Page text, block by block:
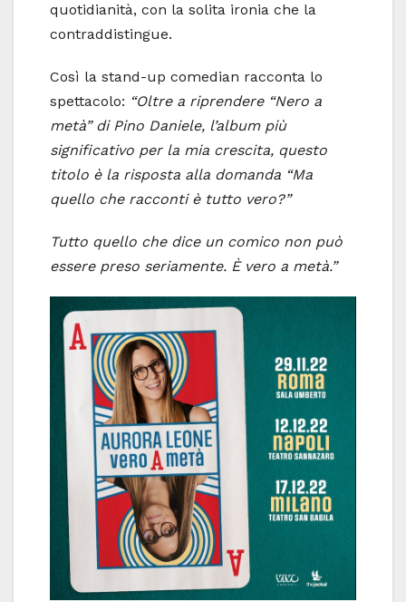
quotidianità, con la solita ironia che la
contraddistingue.
Così la stand-up comedian racconta lo
spettacolo: “Oltre a riprendere “Nero a
metà” di Pino Daniele, l’album più
significativo per la mia crescita, questo
titolo è la risposta alla domanda “Ma
quello che racconti è tutto vero?”
Tutto quello che dice un comico non può
essere preso seriamente. È vero a metà.”